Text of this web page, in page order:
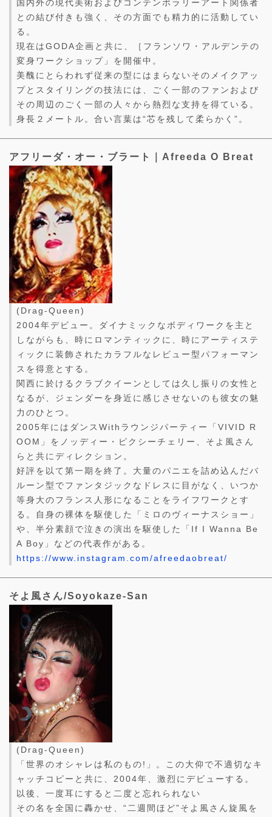
国内外の現代美術およびコンテンポラリーアート関係者
との結び付きも強く、その方面でも精力的に活動してい
る。
現在はGODA企画と共に、［フランソワ・アルデンテの
変身ワークショップ」を開催中。
美醜にとらわれず従来の型にはまらないそのメイクアッ
プとスタイリングの技法には、ごく一部のファンおよび
その周辺のごく一部の人々から熱烈な支持を得ている。
身長２メートル。合い言葉は“芯を残して柔らかく”。
アフリーダ・オー・ブラート｜Afreeda O Breat
(Drag-Queen)
2004年デビュー。ダイナミックなボディワークを主と
しながらも、時にロマンティックに、時にアーティステ
ィックに装飾されたカラフルなレビュー型パフォーマン
スを得意とする。
関西に於けるクラブクイーンとしては久し振りの女性と
なるが、ジェンダーを身近に感じさせないのも彼女の魅
力のひとつ。
2005年にはダンスWithラウンジパーティー「VIVID R
OOM」をノッディー・ピクシーチェリー、そよ風さん
らと共にディレクション。
好評を以て第一期を終了。大量のパニエを詰め込んだバ
ルーン型でファンタジックなドレスに目がなく、いつか
等身大のフランス人形になることをライフワークとす
る。自身の裸体を駆使した「ミロのヴィーナスショー」
や、半分素顔で泣きの演出を駆使した「If I Wanna Be
A Boy」などの代表作がある。
https://www.instagram.com/afreedaobreat/
そよ風さん/Soyokaze-San
(Drag-Queen)
「世界のオシャレは私のもの!」。この大仰で不適切なキ
ャッチコピーと共に、2004年、激烈にデビューする。
以後、一度耳にすると二度と忘れられない
その名を全国に轟かせ、“二週間ほど”そよ風さん旋風を